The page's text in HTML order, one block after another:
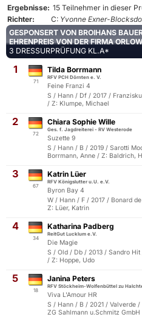
Ergebnisse: 15 Teilnehmer in dieser
Richter:
C: Yvonne Exner-
GESPONSERT VON BROIHANS
EHRENPREIS VON DER FIRMA
3 DRESSURPRÜFUNG KL.A*
1
71
Tilda Borrmann
RFV PCH Dörnten e. V.
Feine Franzi 4
S / Hann / Df / 2017 /
/ Z: Klumpe, Michael
2
72
Chiara Sophie Wille
Ges. f. Jagdreiterei - RV Westerode
Suzette 9
S / Hann / B / 2019 / Sarotti
Borrmann, Anne / Z: Baldrich,
3
67
Katrin Lüer
RFV Königslutter u.U. e.V.
Byron Bay 4
W / Hann / F / 2017 / Bonard
Z: Lüer, Katrin
4
34
Katharina Padberg
ReitGut Lucklum e.V.
Die Magie
S / Old / Db / 2013 / Sandro
/ Z: Hoppe, Udo
5
18
Janina Peters
RFV Stöckheim-Wolfenbüttel zu
Viva L'Amour HR
S / Hann / B / 2021 / Valverde
ZG Sahlmann u.Schmitz GmbH